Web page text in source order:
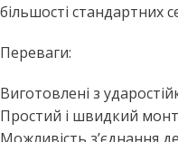
більшості стандартних
Переваги:
Виготовлені з
Простий і швидкий